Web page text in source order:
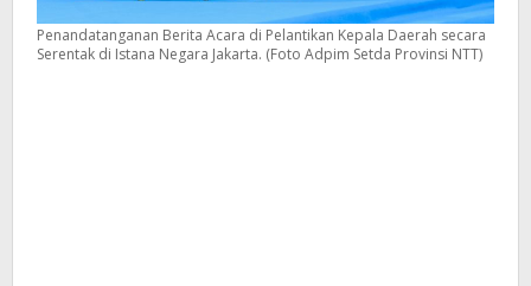
Penandatanganan Berita Acara di Pelantikan Kepala Daerah secara
Serentak di Istana Negara Jakarta. (Foto Adpim Setda Provinsi NTT)